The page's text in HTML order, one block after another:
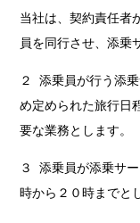
当社は、契約責任者
員を同行させ、添乗
２ 添乗員が行う添
め定められた旅行日
要な業務とします。
３ 添乗員が添乗サ
時から２０時までと